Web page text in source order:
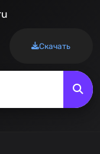
Скачать